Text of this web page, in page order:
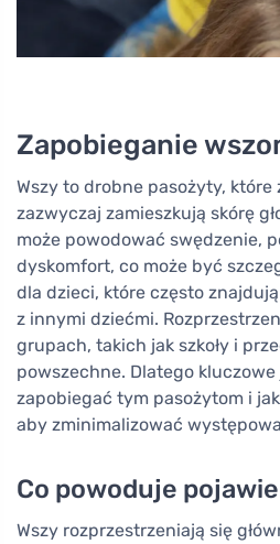
Zapobieganie
Wszy to drobne pasożyty, które
zazwyczaj zamieszkują skórę
może powodować swędzenie,
dyskomfort, co może być
dla dzieci, które często
z innymi dziećmi.
grupach, takich jak szkoły i
powszechne. Dlatego
zapobiegać tym pasożytom i
aby zminimalizować
Co powoduje
Wszy rozprzestrzeniają się